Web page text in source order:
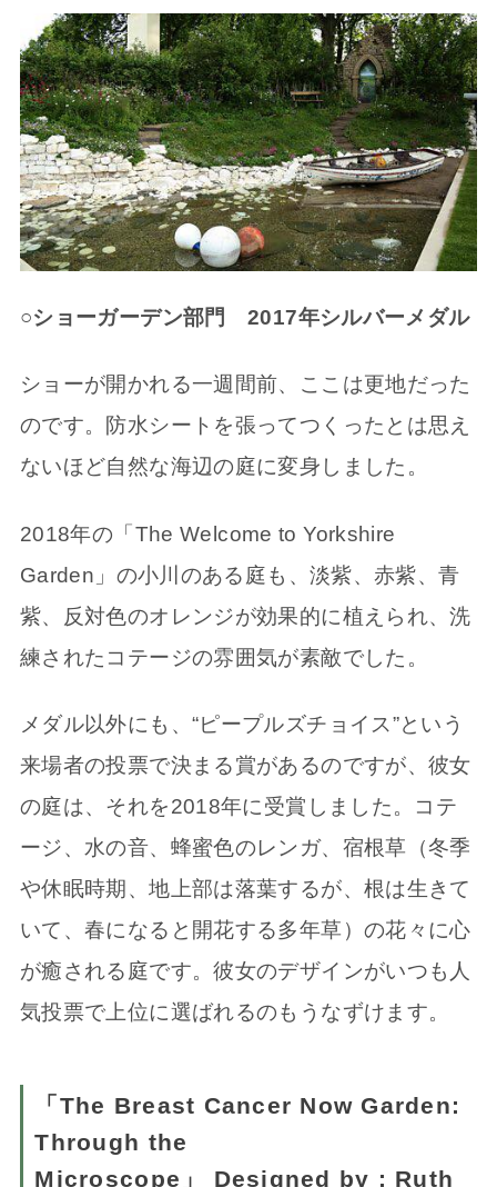
○ショーガーデン部門2017年シルバーメダル
ショーが開かれる一週間前、ここは更地だった
のです。防水シートを張ってつくったとは思え
ないほど自然な海辺の庭に変身しました。
2018年の「The Welcome to Yorkshire
Garden」の小川のある庭も、淡紫、赤紫、青
紫、反対色のオレンジが効果的に植えられ、洗
練されたコテージの雰囲気が素敵でした。
メダル以外にも、“ピープルズチョイス”という
来場者の投票で決まる賞があるのですが、彼女
の庭は、それを2018年に受賞しました。コテ
ージ、水の音、蜂蜜色のレンガ、宿根草（冬季
や休眠時期、地上部は落葉するが、根は生きて
いて、春になると開花する多年草）の花々に心
が癒される庭です。彼女のデザインがいつも人
気投票で上位に選ばれるのもうなずけます。
「The Breast Cancer Now Garden:
Through the
Microscope」 Designed by : Ruth